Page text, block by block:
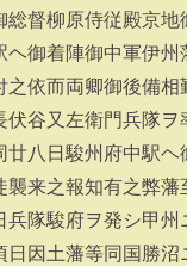
総督柳原侍従殿京地
ヘ御着陣御中軍伊州
之依而両卿御後備相
伏谷又左衛門兵隊ヲ
廿八日駿州府中駅ヘ
襲来之報知有之弊藩
兵隊駿府ヲ発シ甲州
日因土藩等同国勝